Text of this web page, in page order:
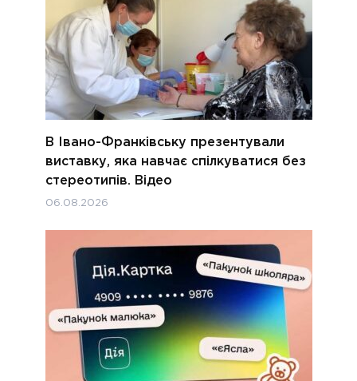
В Івано-Франківську презентували
виставку, яка навчає спілкуватися без
стереотипів. Відео
06.08.2026